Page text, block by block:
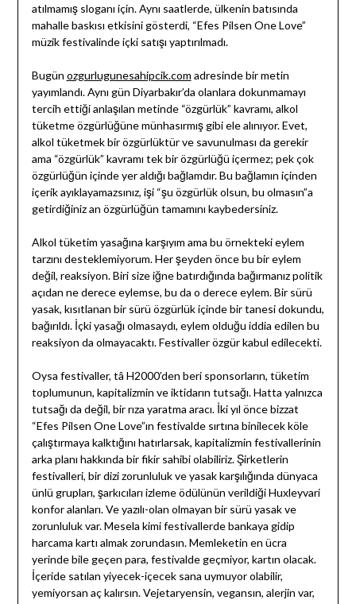
atılmamış sloganı için. Aynı saatlerde, ülkenin batısında
mahalle baskısı etkisini gösterdi, “Efes Pilsen One Love”
müzik festivalinde içki satışı yaptırılmadı.
Bugün ozgurlugunesahipcik.com adresinde bir metin
yayımlandı. Aynı gün Diyarbakır’da olanlara dokunmamayı
tercih ettiği anlaşılan metinde “özgürlük” kavramı, alkol
tüketme özgürlüğüne münhasırmış gibi ele alınıyor. Evet,
alkol tüketmek bir özgürlüktür ve savunulması da gerekir
ama “özgürlük” kavramı tek bir özgürlüğü içermez; pek çok
özgürlüğün içinde yer aldığı bağlamdır. Bu bağlamın içinden
içerik ayıklayamazsınız, işi “şu özgürlük olsun, bu olmasın”a
getirdiğiniz an özgürlüğün tamamını kaybedersiniz.
Alkol tüketim yasağına karşıyım ama bu örnekteki eylem
tarzını desteklemiyorum. Her şeyden önce bu bir eylem
değil, reaksiyon. Biri size iğne batırdığında bağırmanız politik
açıdan ne derece eylemse, bu da o derece eylem. Bir sürü
yasak, kısıtlanan bir sürü özgürlük içinde bir tanesi dokundu,
bağırıldı. İçki yasağı olmasaydı, eylem olduğu iddia edilen bu
reaksiyon da olmayacaktı. Festivaller özgür kabul edilecekti.
Oysa festivaller, tâ H2000’den beri sponsorların, tüketim
toplumunun, kapitalizmin ve iktidarın tutsağı. Hatta yalnızca
tutsağı da değil, bir rıza yaratma aracı. İki yıl önce bizzat
“Efes Pilsen One Love”ın festivalde sırtına binilecek köle
çalıştırmaya kalktığını hatırlarsak, kapitalizmin festivallerinin
arka planı hakkında bir fikir sahibi olabiliriz. Şirketlerin
festivalleri, bir dizi zorunluluk ve yasak karşılığında dünyaca
ünlü grupları, şarkıcıları izleme ödülünün verildiği Huxleyvari
konfor alanları. Ve yazılı-olan olmayan bir sürü yasak ve
zorunluluk var. Mesela kimi festivallerde bankaya gidip
harcama kartı almak zorundasın. Memleketin en ücra
yerinde bile geçen para, festivalde geçmiyor, kartın olacak.
İçeride satılan yiyecek-içecek sana uymuyor olabilir,
yemiyorsan aç kalırsın. Vejetaryensin, vegansın, alerjin var,